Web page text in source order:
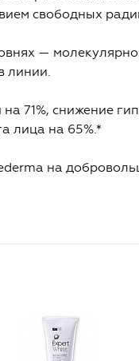
свободных
—
линии.
71%, снижение
лица на 65%.*
на